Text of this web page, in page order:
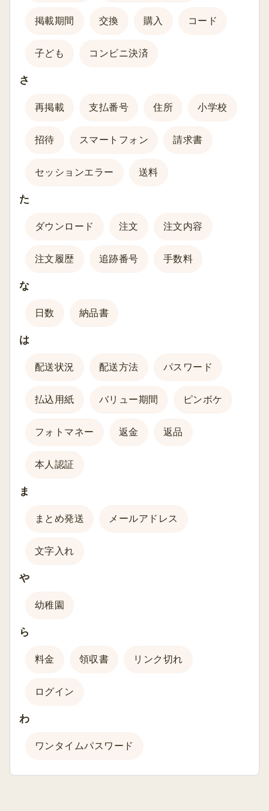
掲載期間 交換 購入 コード
子ども コンビニ決済
さ
再掲載 支払番号 住所 小学校
招待 スマートフォン 請求書
セッションエラー 送料
た
ダウンロード 注文 注文内容
注文履歴 追跡番号 手数料
な
日数 納品書
は
配送状況 配送方法 パスワード
払込用紙 バリュー期間 ピンボケ
フォトマネー 返金 返品
本人認証
ま
まとめ発送 メールアドレス
文字入れ
や
幼稚園
ら
料金 領収書 リンク切れ
ログイン
わ
ワンタイムパスワード